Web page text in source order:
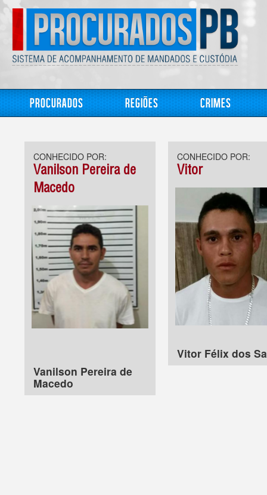
Procurados Regiões Crimes
CONHECIDO POR:
Vanilson Pereira de
Macedo
Vanilson Pereira de
Macedo
CONHECIDO POR:
Vitor
Vitor Félix dos